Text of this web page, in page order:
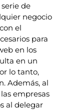
de
negocio
el
para
en los
en un
lo tanto,
Además, al
empresas
al delegar